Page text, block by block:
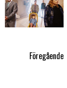
Föregående